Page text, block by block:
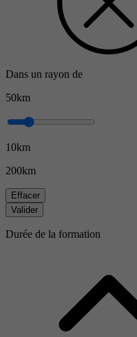
Dans un rayon de
50km
10km
200km
Effacer
Valider
Durée de la formation